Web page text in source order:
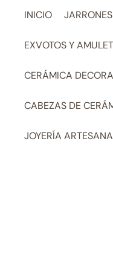
INICIO
EXVOTOS Y
CERÁMICA
CABEZAS DE
JOYERÍA